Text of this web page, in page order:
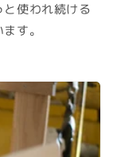
使われ続ける
す。